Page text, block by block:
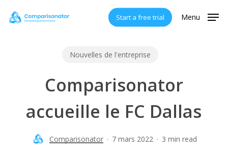
Start a free trial Menu
Nouvelles de l'entreprise
Comparisonator
accueille le FC Dallas
Comparisonator 7 mars 2022 3 min read